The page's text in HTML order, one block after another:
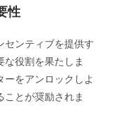
性
センティブを提供す
役割を果たしま
をアンロックしよ
とが奨励されま